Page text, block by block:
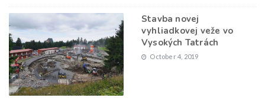
Stavba novej
vyhliadkovej veže vo
Vysokých Tatrách
October 4, 2019